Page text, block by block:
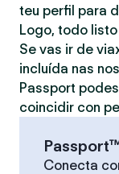
teu perfil para
Logo, todo
Se vas ir de
incluída nas
Passport
coincidir con
Conecta